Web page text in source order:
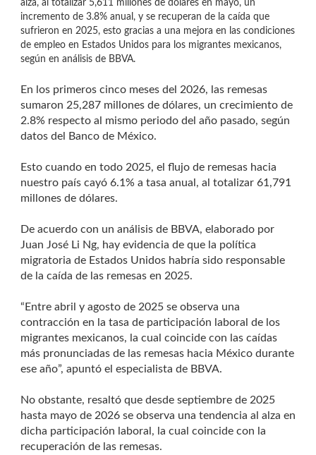
alza, al totalizar 5,611 millones de dólares en mayo, un
incremento de 3.8% anual, y se recuperan de la caída que
sufrieron en 2025, esto gracias a una mejora en las condiciones
de empleo en Estados Unidos para los migrantes mexicanos,
según en análisis de BBVA.
En los primeros cinco meses del 2026, las remesas
sumaron 25,287 millones de dólares, un crecimiento de
2.8% respecto al mismo periodo del año pasado, según
datos del Banco de México.
Esto cuando en todo 2025, el flujo de remesas hacia
nuestro país cayó 6.1% a tasa anual, al totalizar 61,791
millones de dólares.
De acuerdo con un análisis de BBVA, elaborado por
Juan José Li Ng, hay evidencia de que la política
migratoria de Estados Unidos habría sido responsable
de la caída de las remesas en 2025.
“Entre abril y agosto de 2025 se observa una
contracción en la tasa de participación laboral de los
migrantes mexicanos, la cual coincide con las caídas
más pronunciadas de las remesas hacia México durante
ese año”, apuntó el especialista de BBVA.
No obstante, resaltó que desde septiembre de 2025
hasta mayo de 2026 se observa una tendencia al alza en
dicha participación laboral, la cual coincide con la
recuperación de las remesas.